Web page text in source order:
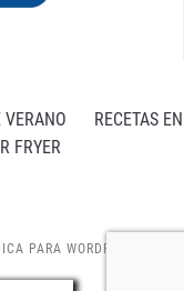
VERANO
RECETAS EN
FRYER
PARA WORDPRESS POR